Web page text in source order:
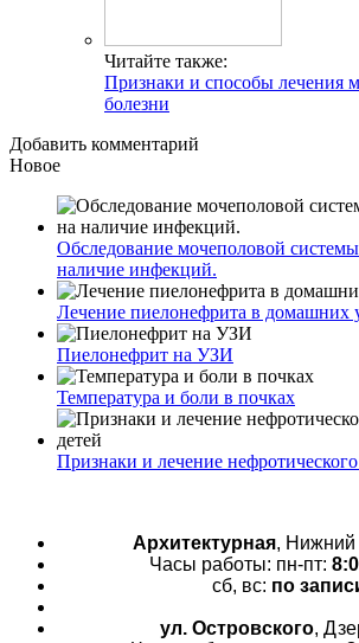
Читайте также:
Признаки и способы лечения
болезни
Добавить комментарий
Новое
Обследование мочеполовой
наличие инфекций.
Лечение пиелонефрита в домашних
Пиелонефрит на УЗИ
Температура и боли в почках
Признаки и лечение
Архитектурная, Нижний
Часы работы: пн-пт:
сб, вс: по
ул. Островского,